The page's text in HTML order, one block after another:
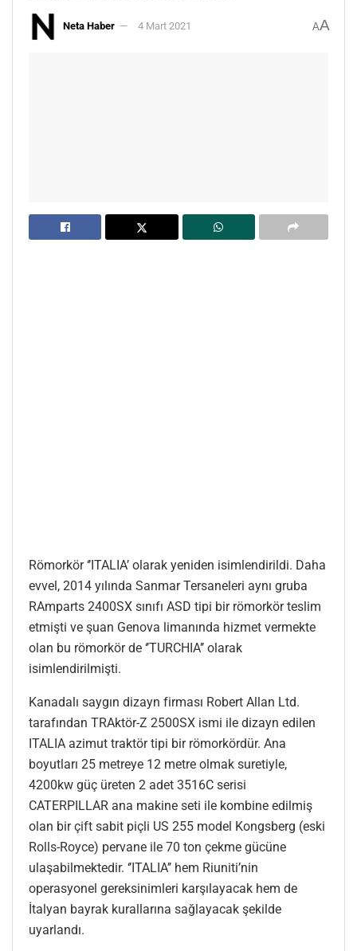
Neta Haber 4 Mart 2021 AA
Römorkör ‘’ITALIA’ olarak yeniden isimlendirildi. Daha
evvel, 2014 yılında Sanmar Tersaneleri aynı gruba
RAmparts 2400SX sınıfı ASD tipi bir römorkör teslim
etmişti ve şuan Genova limanında hizmet vermekte
olan bu römorkör de ‘’TURCHIA’’ olarak
isimlendirilmişti.
Kanadalı saygın dizayn firması Robert Allan Ltd.
tarafından TRAktör-Z 2500SX ismi ile dizayn edilen
ITALIA azimut traktör tipi bir römorkördür. Ana
boyutları 25 metreye 12 metre olmak suretiyle,
4200kw güç üreten 2 adet 3516C serisi
CATERPILLAR ana makine seti ile kombine edilmiş
olan bir çift sabit piçli US 255 model Kongsberg (eski
Rolls-Royce) pervane ile 70 ton çekme gücüne
ulaşabilmektedir. ‘’ITALIA’’ hem Riuniti’nin
operasyonel gereksinimleri karşılayacak hem de
İtalyan bayrak kurallarına sağlayacak şekilde
uyarlandı.